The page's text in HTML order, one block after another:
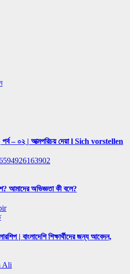
– ০২ | আত্মপরিচয় দেয়া l Sich vorstellen
আমাদের অভিজ্ঞতা কী বলে?
| বাংলাদেশি শিক্ষার্থীদের জন্য আবেদন,
Ali